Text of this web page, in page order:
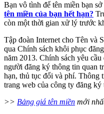
Bạn vô tình để tên miền bạn sở
tên miền của bạn hết hạn?
còn một thời gian xử lý trước
Tập đoàn Internet cho Tên và
qua Chính sách khôi phục
năm 2013. Chính sách yêu
người đăng ký thông tin quan
hạn, thủ tục đổi và phí. Thông
trang web của công ty đăng ký
>> Bảng giá tên miền mới